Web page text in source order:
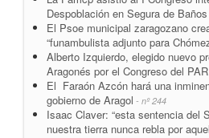
Despoblación en Segura de Baños
El Psoe municipal zaragozano
“funambulista adjunto para
Alberto Izquierdo, elegido nuevo
Aragonés por el Congreso del PAR
El Faraón Azcón hará una
gobierno de Aragol - nº 244
Isaac Claver: “esta sentencia del
nuestra tierra nunca rebla por